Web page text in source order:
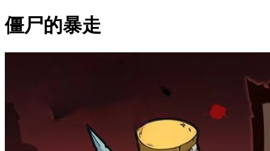
僵尸的暴走